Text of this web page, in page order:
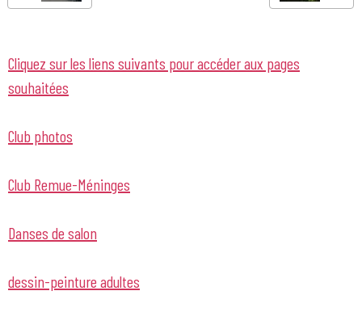
Cliquez sur les liens suivants pour accéder aux pages
souhaitées
Club photos
Club Remue-Méninges
Danses de salon
dessin-peinture adultes